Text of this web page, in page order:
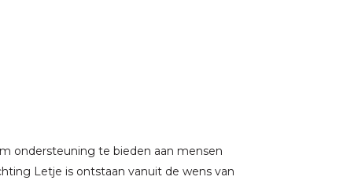
ondersteuning te bieden aan mensen
Letje is ontstaan vanuit de wens van